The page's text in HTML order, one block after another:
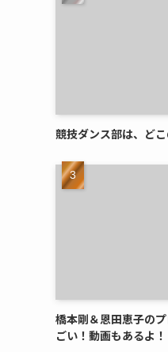
競技ダンス部は、ど
橋本剛＆恩田恵子の
ごい！動画もあるよ！